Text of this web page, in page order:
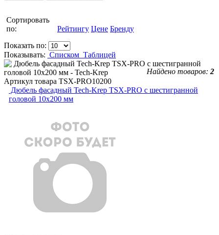
Сортировать
по:
Рейтингу Цене Бренду
Показать по:
Показывать: Списком Таблицей
Найдено товаров: 2
Артикул товара TSX-PRO10200
Дюбель фасадный Tech-Krep TSX-PRO с шестигранной
головой 10х200 мм